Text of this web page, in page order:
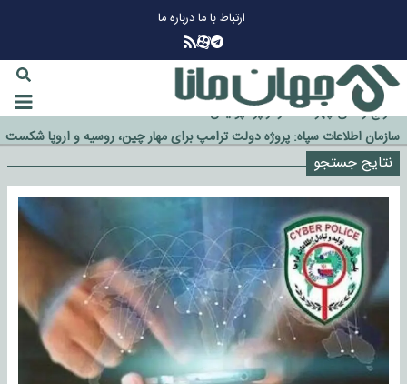
ارتباط با مادرباره ما
گزینه جدایی اوسمار روی میز مدیران پرسپولیس
آیا رئیس جمهور آمریکا قانون را دور می‌زند؟
اخراج رسمی چهره نامدار از پرسپولیس
سازمان اطلاعات سپاه: پروژه دولت ترامپ برای مهار چین، روسیه و اروپا شکست
خورد
نتایج جستجو